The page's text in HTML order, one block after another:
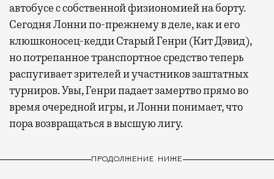
автобусе с собственной физиономией на борту.
Сегодня Лонни по-прежнему в деле, как и его
клюшконосец-кедди Старый Генри (Кит Дэвид),
но потрепанное транспортное средство теперь
распугивает зрителей и участников заштатных
турниров. Увы, Генри падает замертво прямо во
время очередной игры, и Лонни понимает, что
пора возвращаться в высшую лигу.
ПРОДОЛЖЕНИЕ НИЖЕ